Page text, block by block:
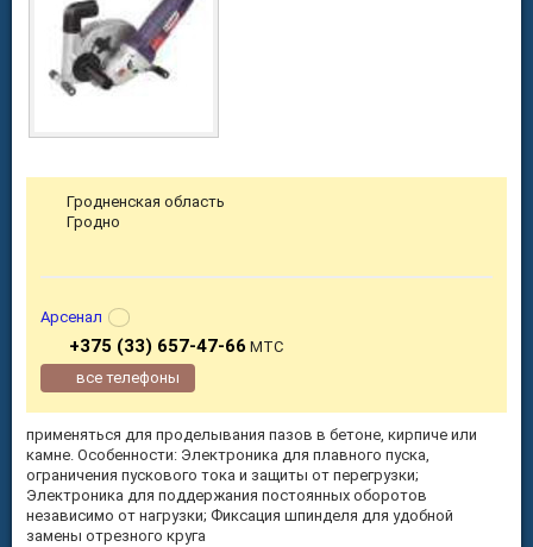
применяться для проделывания пазов в бетоне, кирпиче или
камне. Особенности: Электроника для плавного пуска,
ограничения пускового тока и защиты от перегрузки;
Электроника для поддержания постоянных оборотов
независимо от нагрузки; Фиксация шпинделя для удобной
замены отрезного круга
Гродненская область
Гродно
Арсенал
+375 (33) 657-47-66 МТС
все телефоны